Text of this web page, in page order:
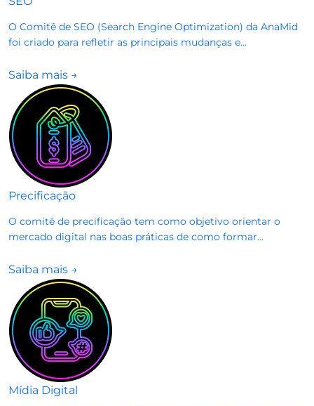
O Comitê de SEO (Search Engine Optimization) da AnaMid
foi criado para refletir as principais mudanças e...
Saiba mais →
Precificação
O comitê de precificação tem como objetivo orientar o
mercado digital nas boas práticas de como formar...
Saiba mais →
Mídia Digital